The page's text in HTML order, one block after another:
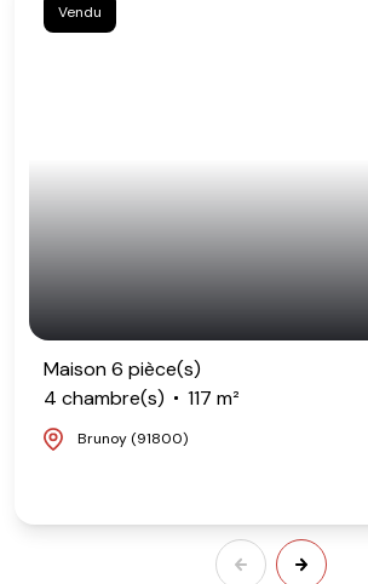
Vendu
Maison 6 pièce(s)
4 chambre(s)
117 m²
Brunoy (91800)